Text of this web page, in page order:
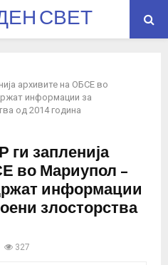
СВЕТ
архивите на ОБСЕ во
информации за
од 2014 година
ги запленија
во Мариупол –
информации
злосторства
327